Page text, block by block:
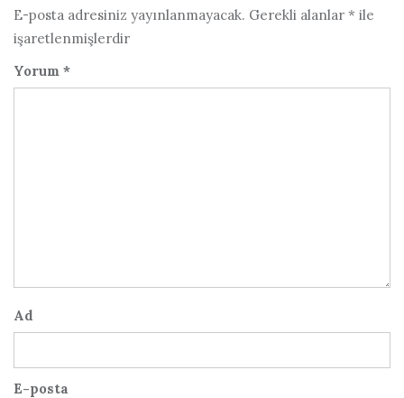
E-posta adresiniz yayınlanmayacak. Gerekli alanlar * ile
işaretlenmişlerdir
Yorum *
Ad
E-posta